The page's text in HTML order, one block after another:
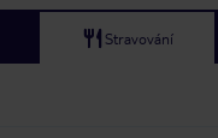
Stravování